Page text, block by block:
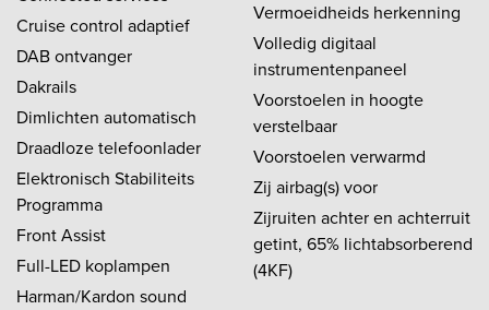
Cruise control adaptief
DAB ontvanger
Dakrails
Dimlichten automatisch
Draadloze telefoonlader
Elektronisch Stabiliteits
Programma
Front Assist
Full-LED koplampen
Harman/Kardon sound
Vermoeidheids herkenning
Volledig digitaal
instrumentenpaneel
Voorstoelen in hoogte
verstelbaar
Voorstoelen verwarmd
Zij airbag(s) voor
Zijruiten achter en achterruit
getint, 65% lichtabsorberend
(4KF)